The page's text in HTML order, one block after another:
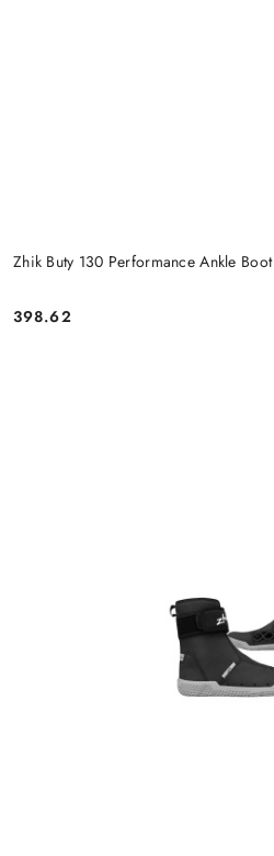
Zhik Buty 130 Performance Ankle Boot
Cena:
398.62